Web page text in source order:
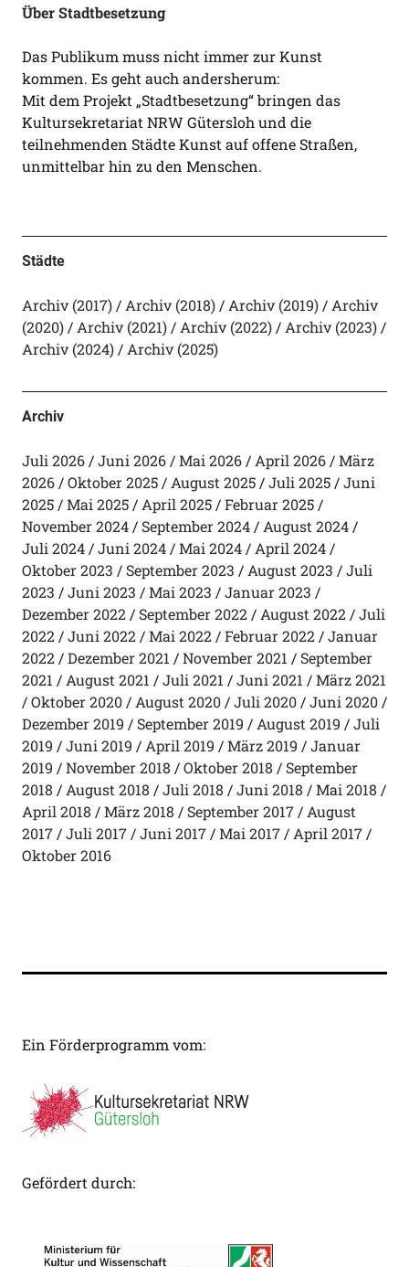
Über Stadtbesetzung
Das Publikum muss nicht immer zur Kunst
kommen. Es geht auch andersherum:
Mit dem Projekt „Stadtbesetzung“ bringen das
Kultursekretariat NRW Gütersloh und die
teilnehmenden Städte Kunst auf offene Straßen,
unmittelbar hin zu den Menschen.
Städte
Archiv (2017) Archiv (2018) Archiv (2019)
Archiv
(2020)
Archiv (2021) Archiv (2022)
Archiv (2023)
Archiv (2024)
Archiv (2025)
Archiv
Juli 2026 Juni 2026 Mai 2026 April 2026
März
2026
Oktober 2025 August 2025 Juli 2025
Juni
2025
Mai 2025 April 2025
Februar 2025
November 2024
September 2024
August 2024
Juli 2024
Juni 2024 Mai 2024
April 2024
Oktober 2023
September 2023 August 2023
Juli
2023
Juni 2023 Mai 2023
Januar 2023
Dezember 2022
September 2022 August 2022
Juli
2022
Juni 2022 Mai 2022 Februar 2022
Januar
2022
Dezember 2021 November 2021
September
2021
August 2021 Juli 2021 Juni 2021
März 2021
Oktober 2020
August 2020 Juli 2020
Juni 2020
Dezember 2019
September 2019 August 2019
Juli
2019
Juni 2019 April 2019 März 2019
Januar
2019
November 2018 Oktober 2018
September
2018
August 2018 Juli 2018 Juni 2018
Mai 2018
April 2018
März 2018 September 2017
August
2017
Juli 2017 Juni 2017 Mai 2017
April 2017
Oktober 2016
Ein Förderprogramm vom:
Gefördert durch: